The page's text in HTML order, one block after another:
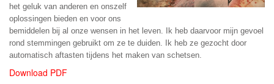
het geluk van anderen en onszelf
oplossingen bieden en voor ons
bemiddelen bij al onze wensen in het leven. Ik heb daarvoor mijn gevoel
rond stemmingen gebruikt om ze te duiden. Ik heb ze gezocht door
automatisch aftasten tijdens het maken van schetsen.
Download PDF